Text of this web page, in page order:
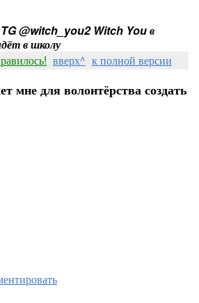
TG @witch_you2 Witch You в
в школу
вверх^ к полной версии
мне для волонтёрства создать